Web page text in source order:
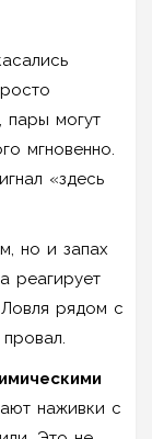
пары могут
мгновенно.
«здесь
но и запах
реагирует
рядом с
наживки с